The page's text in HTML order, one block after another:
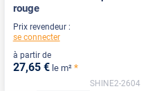
rouge
Prix revendeur :
se connecter
à partir de
27,65 € le m² *
SHINE2-2604